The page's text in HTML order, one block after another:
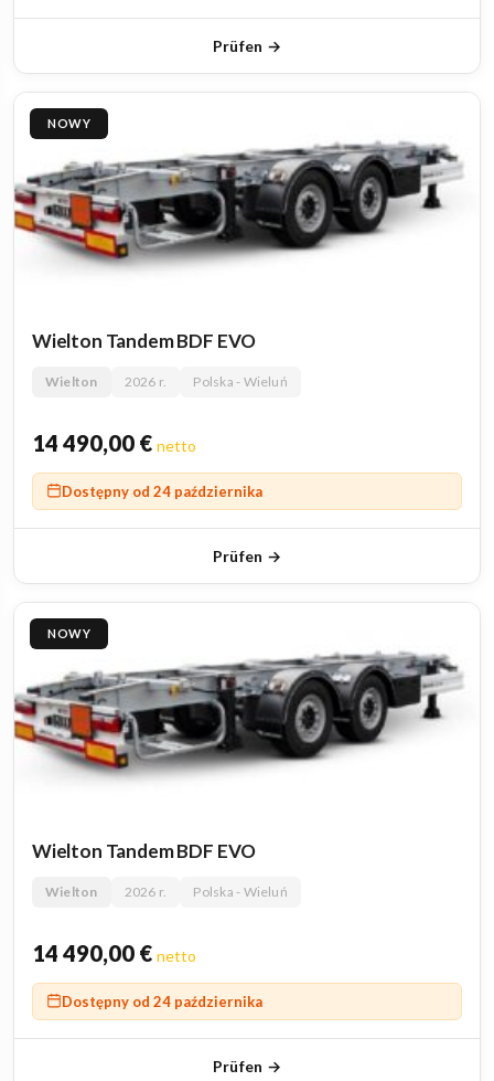
Prüfen →
NOWY
Wielton Tandem BDF EVO
Wielton 2026 r. Polska - Wieluń
14 490,00 € netto
Dostępny od 24 października
Prüfen →
NOWY
Wielton Tandem BDF EVO
Wielton 2026 r. Polska - Wieluń
14 490,00 € netto
Dostępny od 24 października
Prüfen →